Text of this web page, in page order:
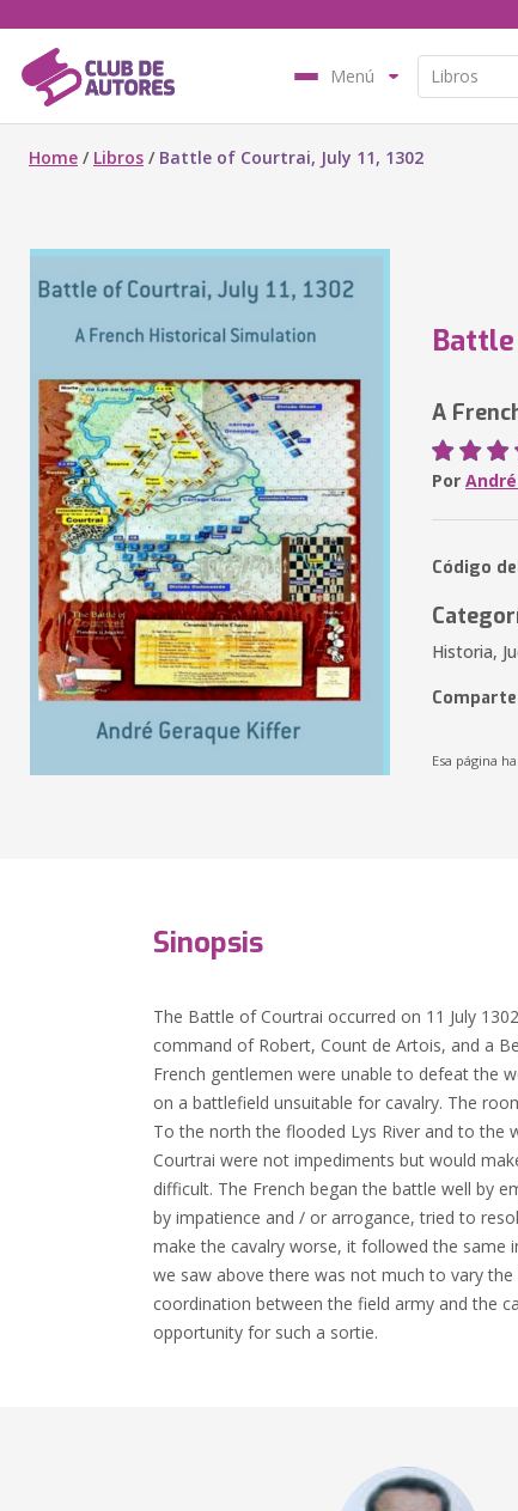
Menú
Home / Libros / Battle of Courtrai, July 11, 1302
Battle
A
Por
Código
Historia,
Esa página
Sinopsis
The Battle of Courtrai occurred on 11 July
command of Robert, Count de Artois, and a
French gentlemen were unable to defeat the
on a battlefield unsuitable for cavalry. The
To the north the flooded Lys River and to the
Courtrai were not impediments but would
difficult. The French began the battle well by
by impatience and / or arrogance, tried to
make the cavalry worse, it followed the same
we saw above there was not much to vary
coordination between the field army and the
opportunity for such a sortie.